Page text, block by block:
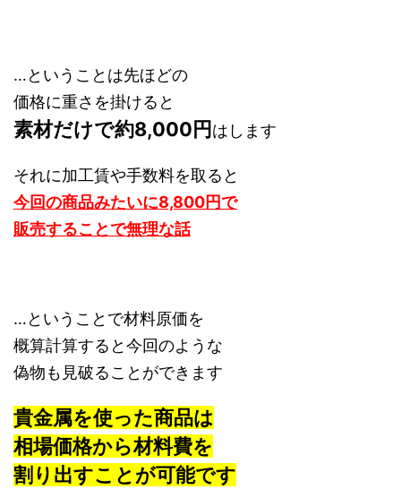
…ということは先ほどの
価格に重さを掛けると
素材だけで約8,000円 はします
それに加工賃や手数料を取ると
今回の商品みたいに8,800円で
販売することで無理な話
…ということで材料原価を
概算計算すると今回のような
偽物も見破ることができます
貴金属を使った商品は
相場価格から材料費を
割り出すことが可能です